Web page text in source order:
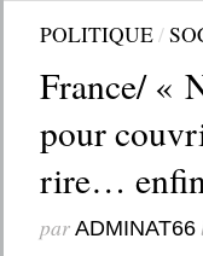
POLITIQUE/
France/ «
pour
rire…
par ADMINAT66